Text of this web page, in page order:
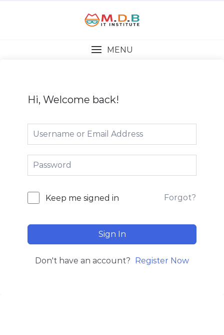
MENU
Hi, Welcome back!
Keep me signed in Forgot?
Sign In
Don't have an account? Register Now